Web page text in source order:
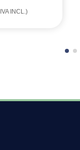
IVA INCL.)